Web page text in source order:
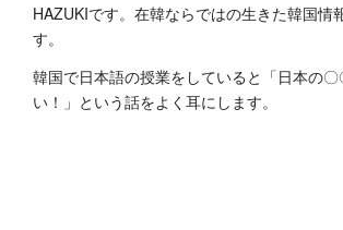
HAZUKIです。在韓ならではの生きた韓国情
す。‭
韓国で日本語の授業をしていると「日本の〇
い！」という話をよく耳にします。